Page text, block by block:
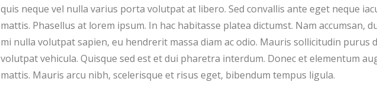
quis neque vel nulla varius porta volutpat at libero. Sed convallis ante eget neque
mattis. Phasellus at lorem ipsum. In hac habitasse platea dictumst. Nam accumsan,
mi nulla volutpat sapien, eu hendrerit massa diam ac odio. Mauris sollicitudin purus
volutpat vehicula. Quisque sed est et dui pharetra interdum. Donec et elementum
mattis. Mauris arcu nibh, scelerisque et risus eget, bibendum tempus ligula.